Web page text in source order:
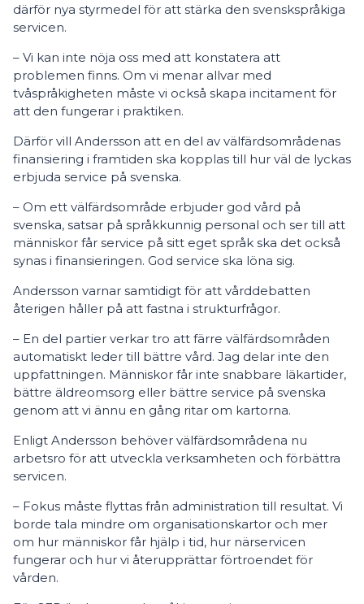
därför nya styrmedel för att stärka den svenskspråkiga
servicen.
– Vi kan inte nöja oss med att konstatera att
problemen finns. Om vi menar allvar med
tvåspråkigheten måste vi också skapa incitament för
att den fungerar i praktiken.
Därför vill Andersson att en del av välfärdsområdenas
finansiering i framtiden ska kopplas till hur väl de lyckas
erbjuda service på svenska.
– Om ett välfärdsområde erbjuder god vård på
svenska, satsar på språkkunnig personal och ser till att
människor får service på sitt eget språk ska det också
synas i finansieringen. God service ska löna sig.
Andersson varnar samtidigt för att vårddebatten
återigen håller på att fastna i strukturfrågor.
– En del partier verkar tro att färre välfärdsområden
automatiskt leder till bättre vård. Jag delar inte den
uppfattningen. Människor får inte snabbare läkartider,
bättre äldreomsorg eller bättre service på svenska
genom att vi ännu en gång ritar om kartorna.
Enligt Andersson behöver välfärdsområdena nu
arbetsro för att utveckla verksamheten och förbättra
servicen.
– Fokus måste flyttas från administration till resultat. Vi
borde tala mindre om organisationskartor och mer
om hur människor får hjälp i tid, hur närservicen
fungerar och hur vi återupprättar förtroendet för
vården.